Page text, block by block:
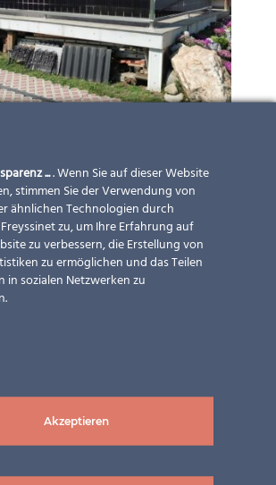
.... Wenn Sie auf dieser Website
stimmen Sie der Verwendung von
ähnlichen Technologien durch
zu, um Ihre Erfahrung auf
zu verbessern, die Erstellung von
zu ermöglichen und das Teilen
in sozialen Netzwerken zu
Akzeptieren